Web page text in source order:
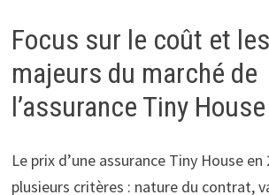
Focus sur le coût et
majeurs du marché de
l’assurance Tiny House
Le prix d’une assurance Tiny House
plusieurs critères : nature du contrat,